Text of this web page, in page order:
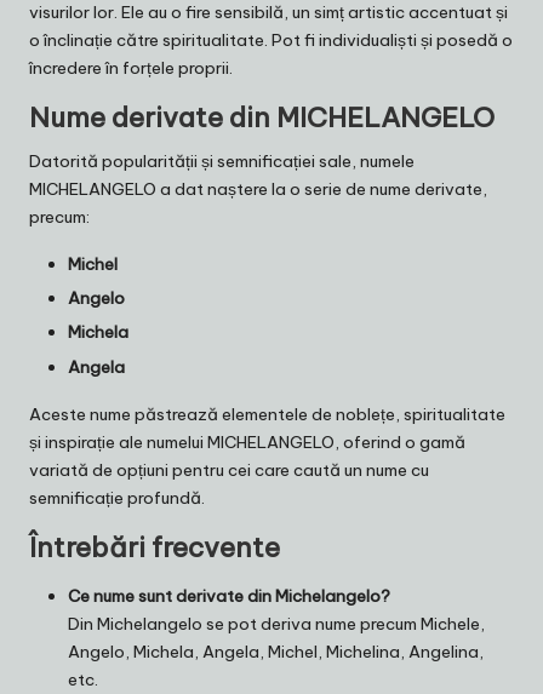
visurilor lor. Ele au o fire sensibilă, un simț artistic accentuat și
o înclinație către spiritualitate. Pot fi individualiști și posedă o
încredere în forțele proprii.
Nume derivate din MICHELANGELO
Datorită popularității și semnificației sale, numele
MICHELANGELO a dat naștere la o serie de nume derivate,
precum:
Michel
Angelo
Michela
Angela
Aceste nume păstrează elementele de noblețe, spiritualitate
și inspirație ale numelui MICHELANGELO, oferind o gamă
variată de opțiuni pentru cei care caută un nume cu
semnificație profundă.
Întrebări frecvente
Ce nume sunt derivate din Michelangelo?
Din Michelangelo se pot deriva nume precum Michele,
Angelo, Michela, Angela, Michel, Michelina, Angelina,
etc.